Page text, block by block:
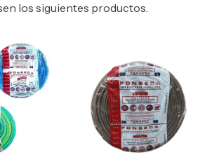
los siguientes productos.